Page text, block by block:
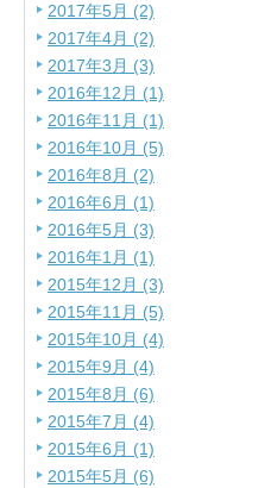
2017年5月 (2)
2017年4月 (2)
2017年3月 (3)
2016年12月 (1)
2016年11月 (1)
2016年10月 (5)
2016年8月 (2)
2016年6月 (1)
2016年5月 (3)
2016年1月 (1)
2015年12月 (3)
2015年11月 (5)
2015年10月 (4)
2015年9月 (4)
2015年8月 (6)
2015年7月 (4)
2015年6月 (1)
2015年5月 (6)